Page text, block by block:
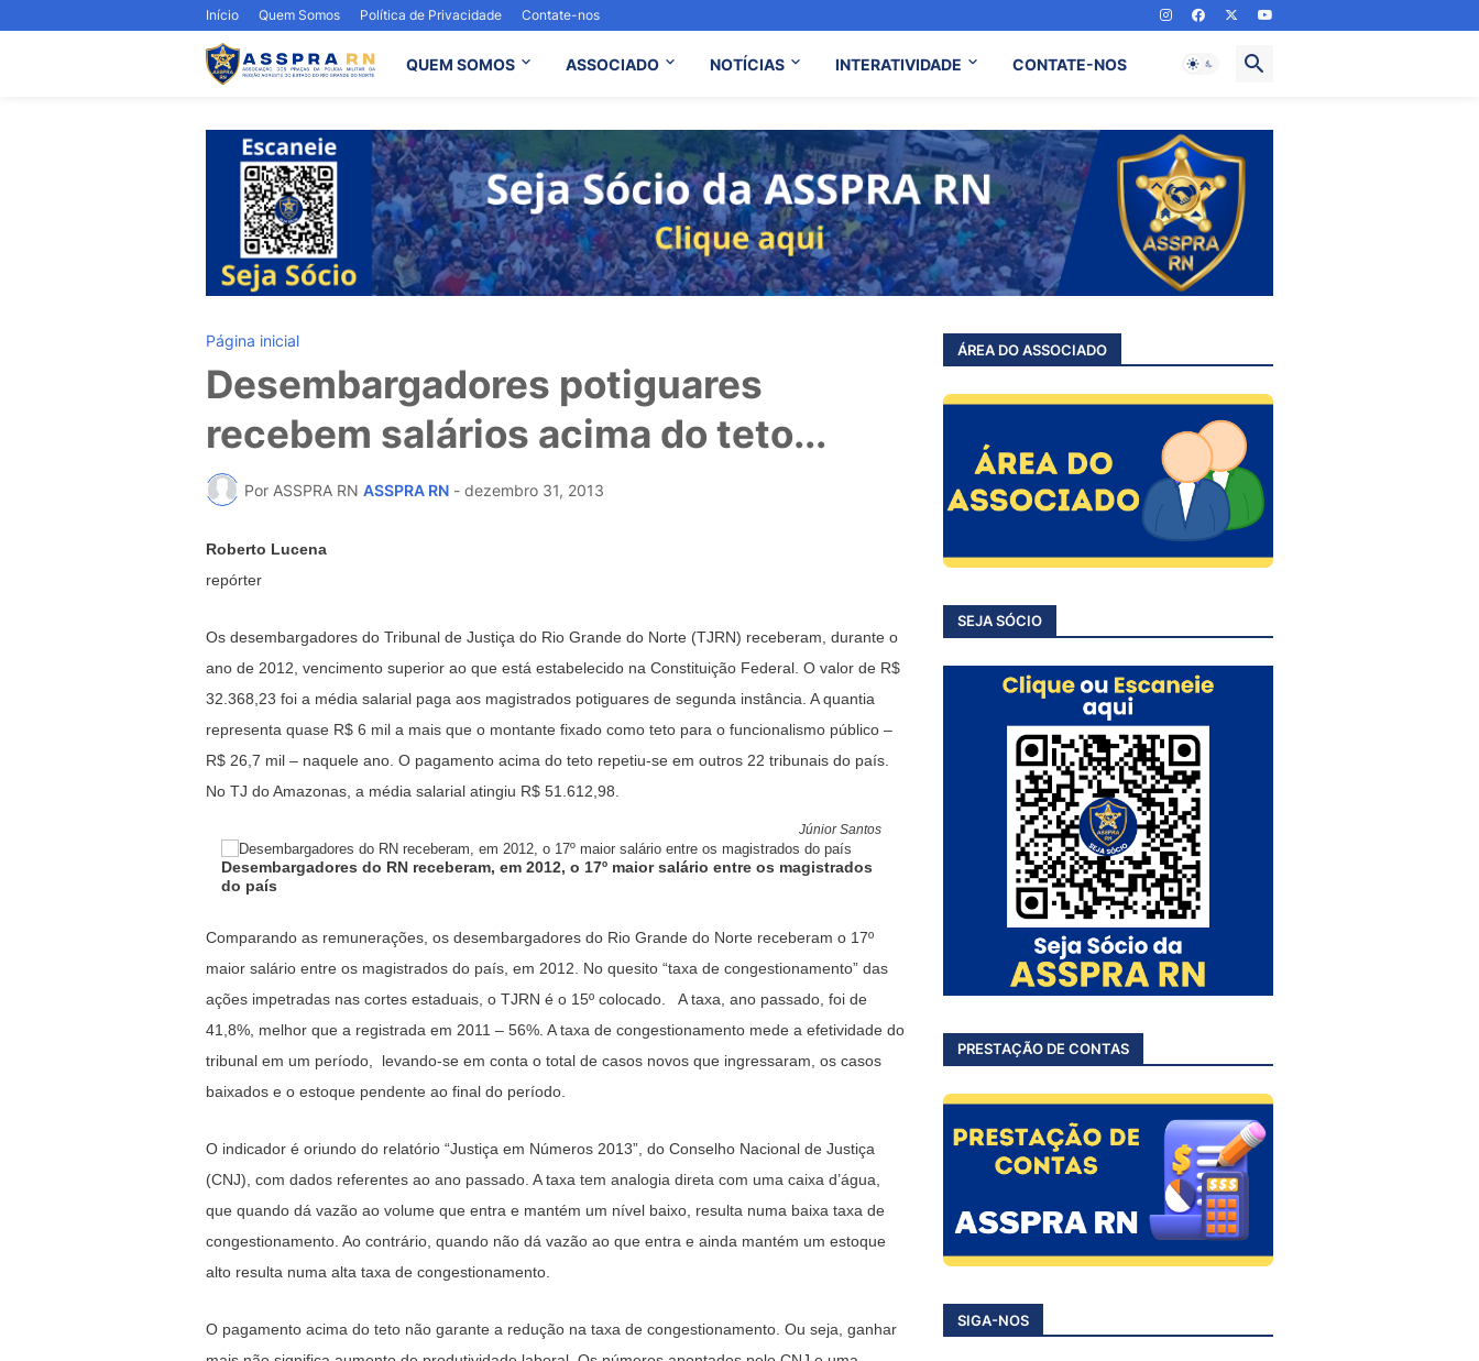
Início Quem Somos Política de Privacidade Contate-nos
QUEM SOMOS ASSOCIADO NOTÍCIAS INTERATIVIDADE CONTATE-NOS
Página inicial
Desembargadores potiguares
recebem salários acima do teto...
Por ASSPRA RN ASSPRA RN - dezembro 31, 2013
Roberto Lucena
repórter
Os desembargadores do Tribunal de Justiça do Rio Grande do Norte (TJRN) receberam, durante o
ano de 2012, vencimento superior ao que está estabelecido na Constituição Federal. O valor de R$
32.368,23 foi a média salarial paga aos magistrados potiguares de segunda instância. A quantia
representa quase R$ 6 mil a mais que o montante fixado como teto para o funcionalismo público –
R$ 26,7 mil – naquele ano. O pagamento acima do teto repetiu-se em outros 22 tribunais do país.
No TJ do Amazonas, a média salarial atingiu R$ 51.612,98.
Júnior Santos
Desembargadores do RN receberam, em 2012, o 17º maior salário entre os magistrados
do país
Comparando as remunerações, os desembargadores do Rio Grande do Norte receberam o 17º
maior salário entre os magistrados do país, em 2012. No quesito “taxa de congestionamento” das
ações impetradas nas cortes estaduais, o TJRN é o 15º colocado. A taxa, ano passado, foi de
41,8%, melhor que a registrada em 2011 – 56%. A taxa de congestionamento mede a efetividade do
tribunal em um período, levando-se em conta o total de casos novos que ingressaram, os casos
baixados e o estoque pendente ao final do período.
O indicador é oriundo do relatório “Justiça em Números 2013”, do Conselho Nacional de Justiça
(CNJ), com dados referentes ao ano passado. A taxa tem analogia direta com uma caixa d’água,
que quando dá vazão ao volume que entra e mantém um nível baixo, resulta numa baixa taxa de
congestionamento. Ao contrário, quando não dá vazão ao que entra e ainda mantém um estoque
alto resulta numa alta taxa de congestionamento.
O pagamento acima do teto não garante a redução na taxa de congestionamento. Ou seja, ganhar
ÁREA DO ASSOCIADO
SEJA SÓCIO
PRESTAÇÃO DE CONTAS
SIGA-NOS